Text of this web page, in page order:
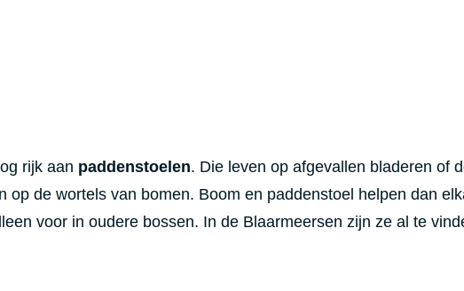
rijk aan paddenstoelen. Die leven op afgevallen bladeren of
op de wortels van bomen. Boom en paddenstoel helpen dan
voor in oudere bossen. In de Blaarmeersen zijn ze al te